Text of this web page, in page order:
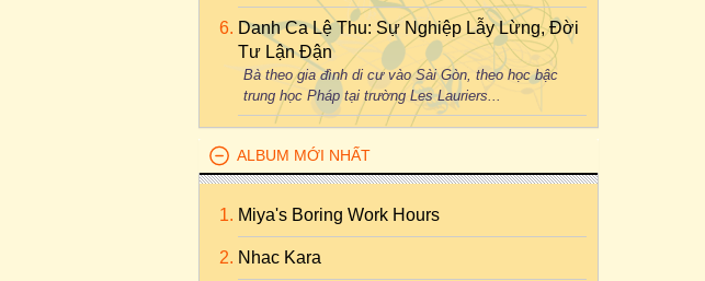
Danh Ca Lệ Thu: Sự Nghiệp Lẫy Lừng, Đời
Tư Lận Đận
Bà theo gia đình di cư vào Sài Gòn, theo học bậc
trung học Pháp tại trường Les Lauriers...
ALBUM MỚI NHẤT
Miya's Boring Work Hours
Nhac Kara